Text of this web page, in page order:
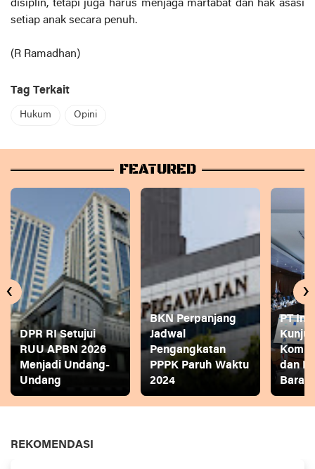
disiplin, tetapi juga harus menjaga martabat dan hak asasi
setiap anak secara penuh.
(R Ramadhan)
Tag Terkait
Hukum Opini
FEATURED
DPR RI Setujui
RUU APBN 2026
Menjadi Undang-
Undang
BKN Perpanjang
Jadwal
Pengangkatan
PPPK Paruh Waktu
2024
PT
dan
Bara
‹ ›
REKOMENDASI